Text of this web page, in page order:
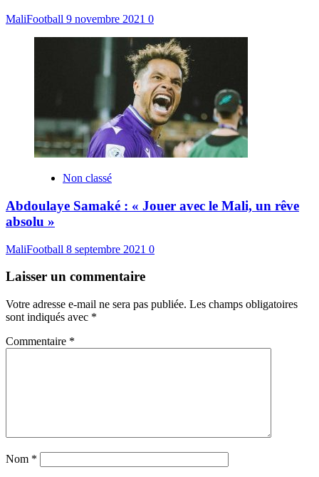
MaliFootball 9 novembre 2021 0
Non classé
Abdoulaye Samaké : « Jouer avec le Mali, un rêve
absolu »
MaliFootball 8 septembre 2021 0
Laisser un commentaire
Votre adresse e-mail ne sera pas publiée. Les champs obligatoires
sont indiqués avec *
Commentaire *
Nom *